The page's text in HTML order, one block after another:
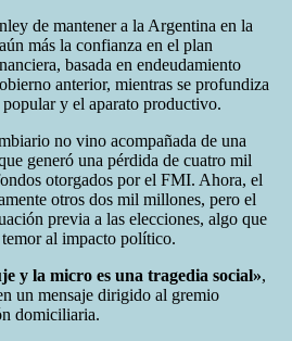
de mantener a la Argentina en la
más la confianza en el plan
basada en endeudamiento
anterior, mientras se profundiza
y el aparato productivo.
no vino acompañada de una
generó una pérdida de cuatro mil
otorgados por el FMI. Ahora, el
otros dos mil millones, pero el
previa a las elecciones, algo que
al impacto político.
y la micro es una tragedia social»,
un mensaje dirigido al gremio
domiciliaria.